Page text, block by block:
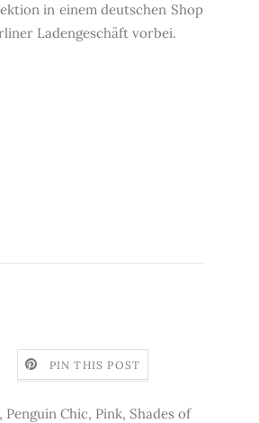
in einem deutschen Shop
Ladengeschäft vorbei.
PIN THIS POST
, Penguin Chic, Pink, Shades of